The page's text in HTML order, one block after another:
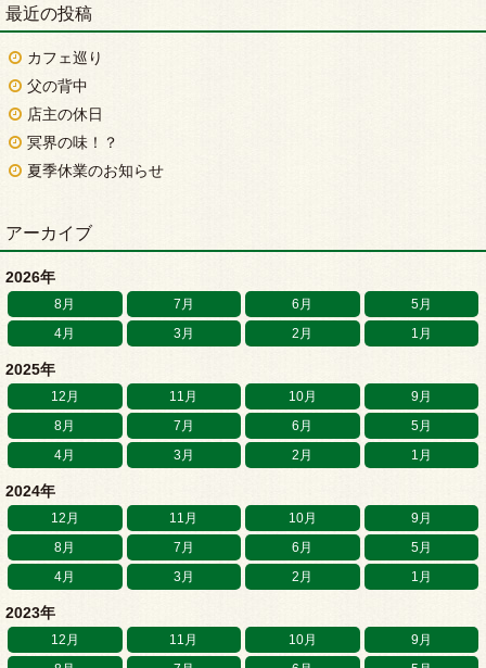
最近の投稿
カフェ巡り
父の背中
店主の休日
冥界の味！？
夏季休業のお知らせ
アーカイブ
2026年
8月 7月 6月
5月
4月
3月 2月 1月
2025年
12月 11月 10月
9月
8月
7月 6月
5月
4月
3月 2月 1月
2024年
12月 11月 10月
9月
8月
7月 6月
5月
4月
3月 2月 1月
2023年
12月 11月 10月
9月